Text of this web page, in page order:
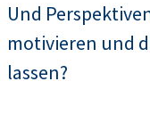
Und
motivieren und
lassen?